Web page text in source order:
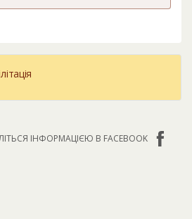
ІНФОРМАЦІЄЮ В FACEBOOK